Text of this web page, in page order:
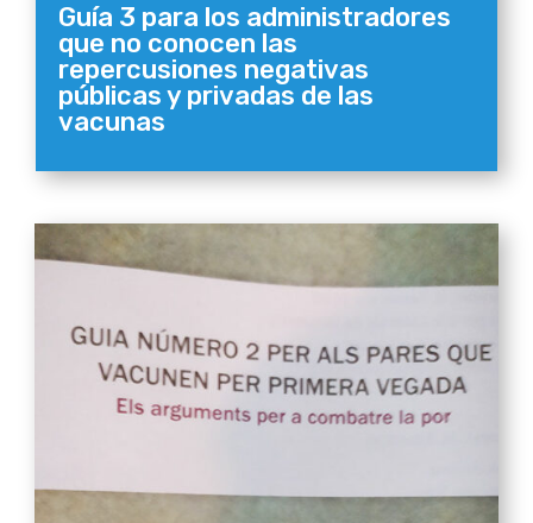
Guía 3 para los administradores
que no conocen las
repercusiones negativas
públicas y privadas de las
vacunas